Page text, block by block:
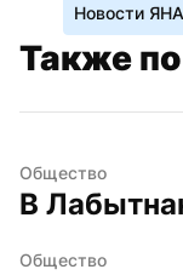
Новости
Также
Общество
В
Общество